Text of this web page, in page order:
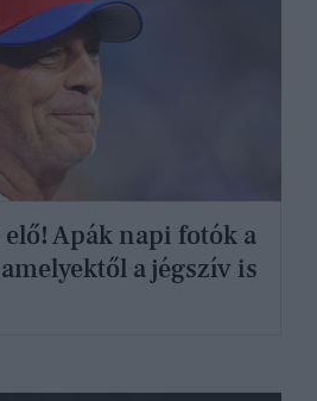
Apák napi fotók a
a jégszív is